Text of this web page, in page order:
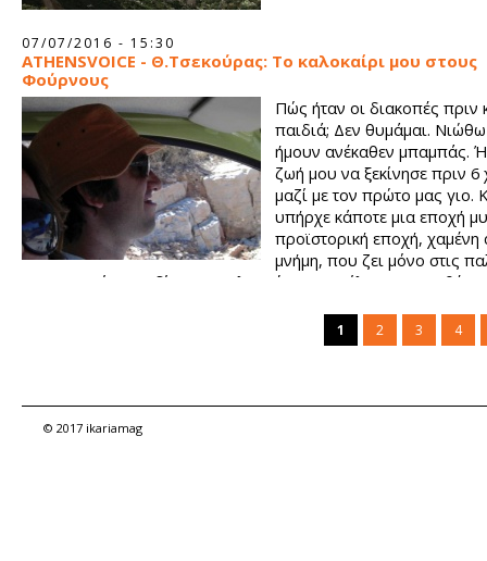
07/07/2016 - 15:30
ATHENSVOICE - Θ.Τσεκούρας: Το καλοκαίρι μου στους
Φούρνους
Πώς ήταν οι διακοπές πριν
παιδιά; Δεν θυμάμαι.
ήμουν ανέκαθεν μπαμπάς.
ζωή μου να ξεκίνησε πριν 6
μαζί με τον πρώτο μας γιο.
υπήρχε κάποτε μια εποχή
προϊστορική εποχή, χαμένη
μνήμη, που ζει μόνο στις
φωτογραφίες, σε δίσκους σκληρούς και αμείλικτους. Το θέμα
να υπήρξαν. Υπήρξε ας πούμε κάποτε στιγμή που
θέλαμε; Τι ώρα ξυπνούσαμε και με ποια αφορμή;
1 2 3 4
© 2017 ikariamag